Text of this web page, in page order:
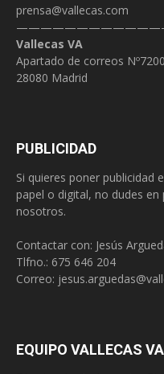
prensa@vallecas.com
Vallecas VA
Apartado de correos
28080 Madrid
PUBLICIDAD
Si quieres poner publicidad
papel o digital, no dudes
nosotros.
Contactar con: Jesús
Tlfno.: 675 646 204
Correo:
EQUIPO VALLECAS VA